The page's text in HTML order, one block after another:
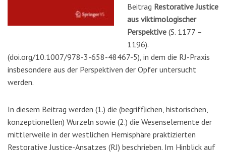
Beitrag Restorative Justice
aus viktimologischer
Perspektive (S. 1177 –
1196).
(doi.org/10.1007/978-3-658-48467-5), in dem die RJ-Praxis
insbesondere aus der Perspektiven der Opfer untersucht
werden.
In diesem Beitrag werden (1.) die (begrifflichen, historischen,
konzeptionellen) Wurzeln sowie (2.) die Wesenselemente der
mittlerweile in der westlichen Hemisphäre praktizierten
Restorative Justice-Ansatzes (RJ) beschrieben. Im Hinblick auf